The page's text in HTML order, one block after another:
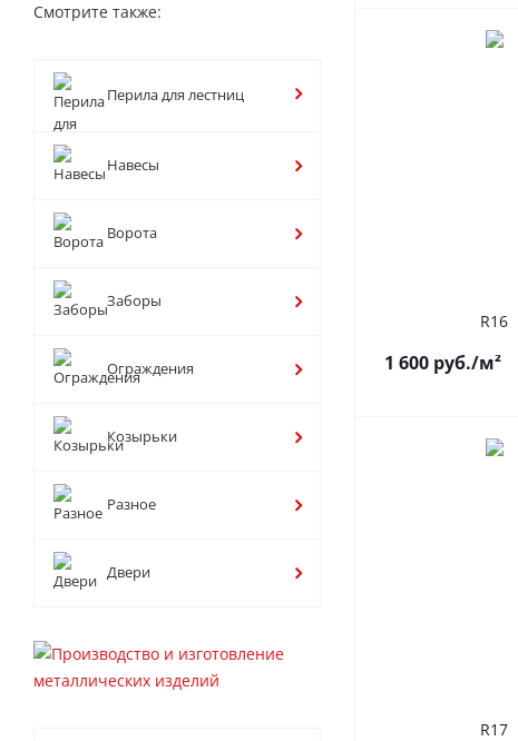
R16
1 600 руб./м²
R17
Смотрите также:
Перила для лестниц
Навесы
Ворота
Заборы
Ограждения
Козырьки
Разное
Двери